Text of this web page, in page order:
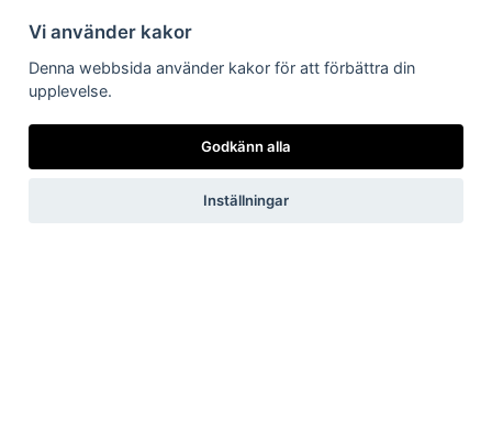
Följ oss på Facebook
Pressfrågor
Vi använder kakor
Denna webbsida använder kakor för att förbättra din
upplevelse.
Godkänn alla
Inställningar